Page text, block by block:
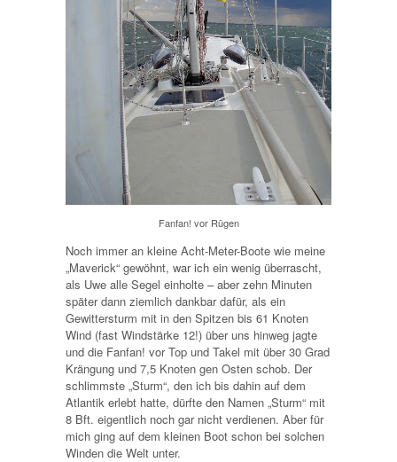
Fanfan! vor Rügen
Noch immer an kleine Acht-Meter-Boote wie meine
„Maverick“ gewöhnt, war ich ein wenig überrascht,
als Uwe alle Segel einholte – aber zehn Minuten
später dann ziemlich dankbar dafür, als ein
Gewittersturm mit in den Spitzen bis 61 Knoten
Wind (fast Windstärke 12!) über uns hinweg jagte
und die Fanfan! vor Top und Takel mit über 30 Grad
Krängung und 7,5 Knoten gen Osten schob. Der
schlimmste „Sturm“, den ich bis dahin auf dem
Atlantik erlebt hatte, dürfte den Namen „Sturm“ mit
8 Bft. eigentlich noch gar nicht verdienen. Aber für
mich ging auf dem kleinen Boot schon bei solchen
Winden die Welt unter.